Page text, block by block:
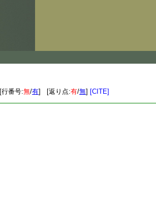
[行番号:無/有] [返り点:有/無] [CITE]